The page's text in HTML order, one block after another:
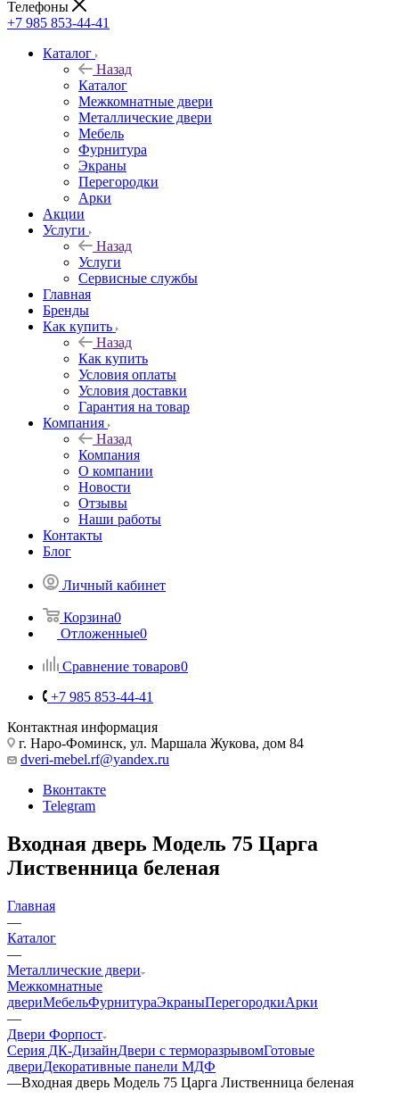
Телефоны
+7 985 853-44-41
Каталог
Назад
Каталог
Межкомнатные двери
Металлические двери
Мебель
Фурнитура
Экраны
Перегородки
Арки
Акции
Услуги
Назад
Услуги
Сервисные службы
Главная
Бренды
Как купить
Назад
Как купить
Условия оплаты
Условия доставки
Гарантия на товар
Компания
Назад
Компания
О компании
Новости
Отзывы
Наши работы
Контакты
Блог
Личный кабинет
Корзина0
Отложенные0
Сравнение товаров0
+7 985 853-44-41
Контактная информация
г. Наро-Фоминск, ул. Маршала Жукова, дом 84
dveri-mebel.rf@yandex.ru
Вконтакте
Telegram
Входная дверь Модель 75 Царга
Лиственница беленая
Главная
—
Каталог
—
Металлические двери
Межкомнатные
двериМебельФурнитураЭкраныПерегородкиАрки
—
Двери Форпост
Серия ДК-ДизайнДвери с терморазрывомГотовые
двериДекоративные панели МДФ
—Входная дверь Модель 75 Царга Лиственница беленая